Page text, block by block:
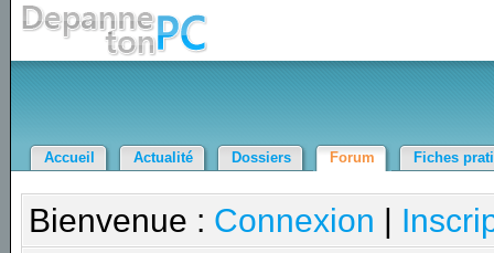
Accueil Actualité Dossiers Forum Fiches
Bienvenue : Connexion |